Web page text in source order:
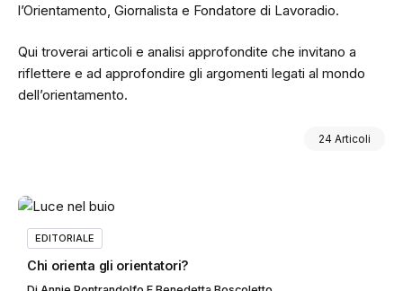
l’Orientamento, Giornalista e Fondatore di Lavoradio.
Qui troverai articoli e analisi approfondite che invitano a
riflettere e ad approfondire gli argomenti legati al mondo
dell’orientamento.
24 Articoli
EDITORIALE
Chi orienta gli orientatori?